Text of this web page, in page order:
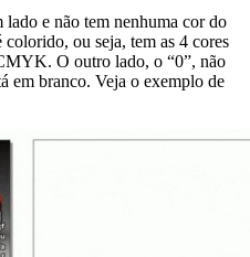
e não tem nenhuma cor do
ou seja, tem as 4 cores
O outro lado, o “0”, não
em branco. Veja o exemplo de